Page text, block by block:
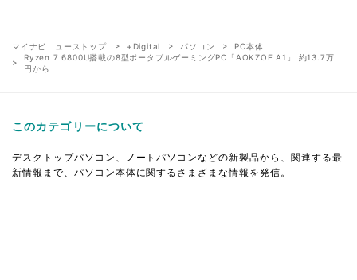
マイナビニューストップ +Digital パソコン
PC本体
Ryzen 7 6800U搭載の8型ポータブルゲーミングPC「AOKZOE A1」 約13.7万
円から
このカテゴリーについて
デスクトップパソコン、ノートパソコンなどの新製品から、関連する最
新情報まで、パソコン本体に関するさまざまな情報を発信。